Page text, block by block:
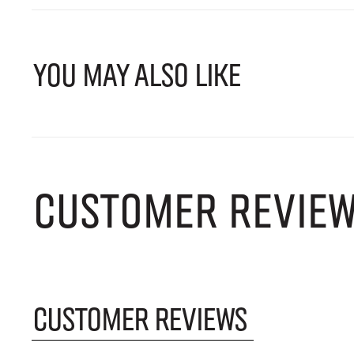
YOU MAY ALSO LIKE
CUSTOMER
CUSTOMER REVIEWS